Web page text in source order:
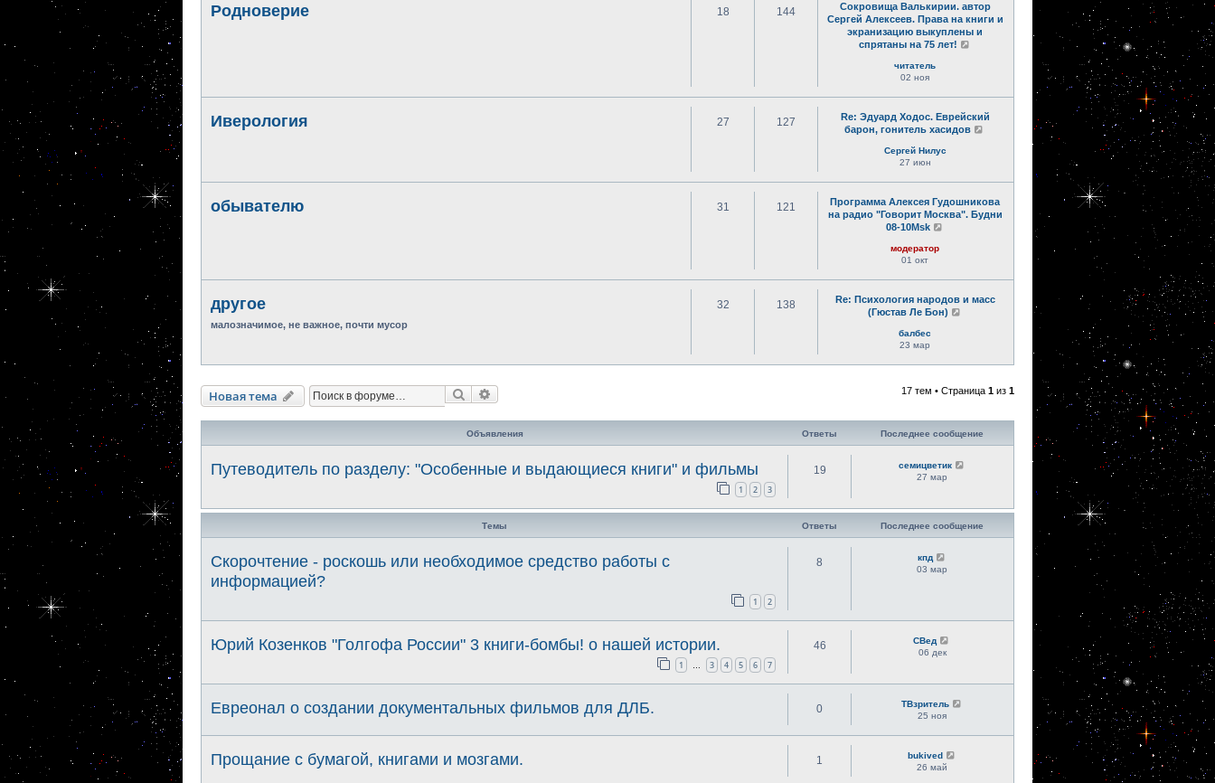
Родноверие 18 144
Сокровища Валькирии. автор
Сергей Алексеев. Права на книги и
экранизацию выкуплены и
спрятаны на 75 лет!
читатель
02 ноя
Иверология 27 127
Re: Эдуард Ходос. Еврейский
барон, гонитель хасидов
Сергей Нилус
27 июн
обывателю 31 121
Программа Алексея Гудошникова
на радио "Говорит Москва". Будни
08-10Msk
модератор
01 окт
другое
малозначимое, не важное, почти мусор
32 138
Re: Психология народов и масс
(Гюстав Ле Бон)
балбес
23 мар
Новая тема Поиск 17 тем • Страница 1 из 1
Объявления Ответы Последнее сообщение
Путеводитель по разделу: "Особенные и выдающиеся книги" и фильмы
1 2 3
19
семицветик
27 мар
Темы Ответы Последнее сообщение
Скорочтение - роскошь или необходимое средство работы с
информацией?
1 2
8
кпд
03 мар
Юрий Козенков "Голгофа России" 3 книги-бомбы! о нашей истории.
1 … 3 4 5 6 7
46
СВед
06 дек
Евреонал о создании документальных фильмов для ДЛБ. 0
ТВзритель
25 ноя
Прощание с бумагой, книгами и мозгами. 1
bukived
26 май